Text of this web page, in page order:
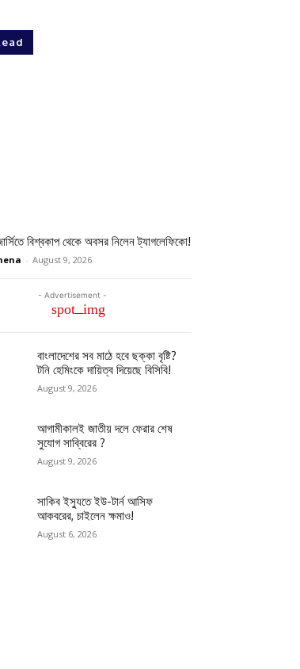
বিশ্বকাপ থেকে অবসর নিলেন ট্যাগলেফিকো!
- August 9, 2026
- Advertisement -
বাংলাদেশের সব মাঠে হবে ছক্কা বৃষ্টি?
টনি হেমিংকে দায়িত্ব দিয়েছে বিসিবি!
August 9, 2026
আগামীকালই জাতীয় দলে ফেরার শেষ
সুযোগ সাব্বিরের ?
August 9, 2026
সাকিব ইস্যুতে ইউ-টার্ন আসিফ
আকবরের, চাইলেন ক্ষমাও!
August 6, 2026